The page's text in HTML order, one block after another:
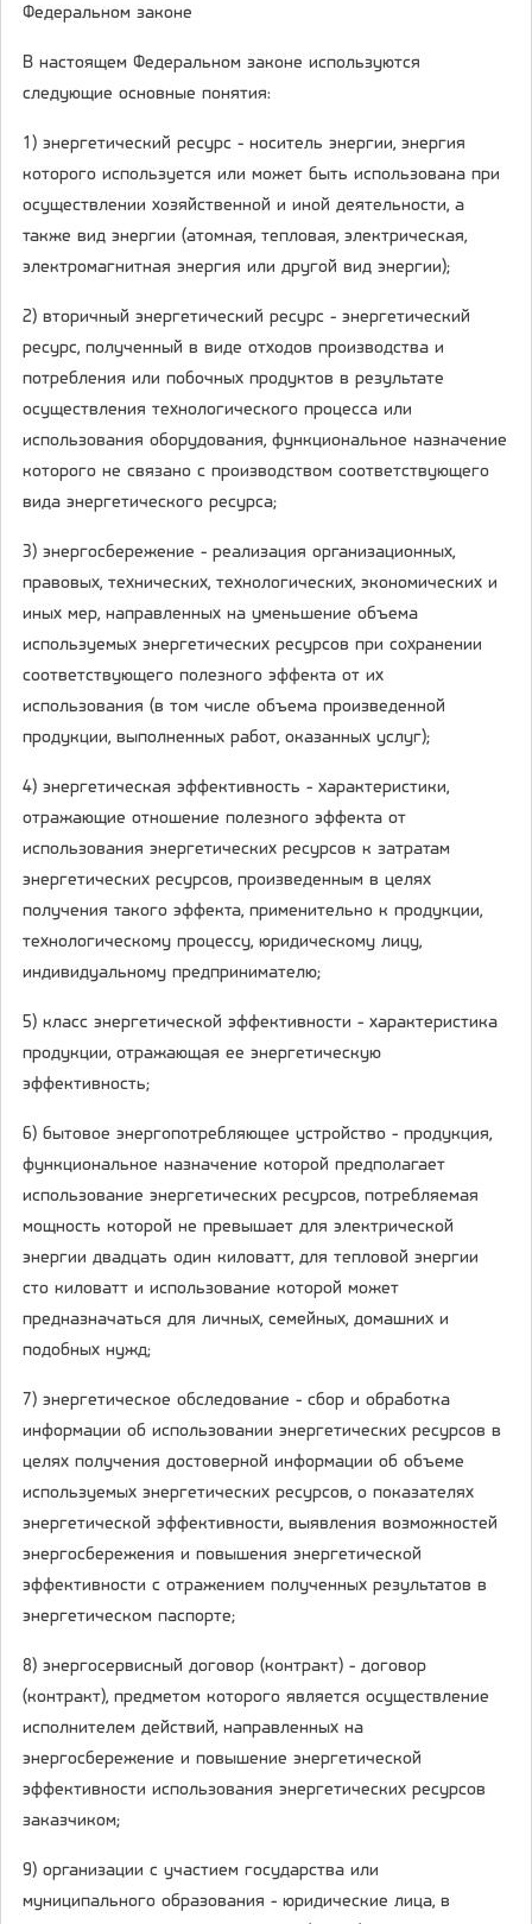
Федеральном законе
В настоящем Федеральном законе используются
следующие основные понятия:
1) энергетический ресурс - носитель энергии, энергия
которого используется или может быть использована при
осуществлении хозяйственной и иной деятельности, а
также вид энергии (атомная, тепловая, электрическая,
электромагнитная энергия или другой вид энергии);
2) вторичный энергетический ресурс - энергетический
ресурс, полученный в виде отходов производства и
потребления или побочных продуктов в результате
осуществления технологического процесса или
использования оборудования, функциональное назначение
которого не связано с производством соответствующего
вида энергетического ресурса;
3) энергосбережение - реализация организационных,
правовых, технических, технологических, экономических и
иных мер, направленных на уменьшение объема
используемых энергетических ресурсов при сохранении
соответствующего полезного эффекта от их
использования (в том числе объема произведенной
продукции, выполненных работ, оказанных услуг);
4) энергетическая эффективность - характеристики,
отражающие отношение полезного эффекта от
использования энергетических ресурсов к затратам
энергетических ресурсов, произведенным в целях
получения такого эффекта, применительно к продукции,
технологическому процессу, юридическому лицу,
индивидуальному предпринимателю;
5) класс энергетической эффективности - характеристика
продукции, отражающая ее энергетическую
эффективность;
6) бытовое энергопотребляющее устройство - продукция,
функциональное назначение которой предполагает
использование энергетических ресурсов, потребляемая
мощность которой не превышает для электрической
энергии двадцать один киловатт, для тепловой энергии
сто киловатт и использование которой может
предназначаться для личных, семейных, домашних и
подобных нужд;
7) энергетическое обследование - сбор и обработка
информации об использовании энергетических ресурсов в
целях получения достоверной информации об объеме
используемых энергетических ресурсов, о показателях
энергетической эффективности, выявления возможностей
энергосбережения и повышения энергетической
эффективности с отражением полученных результатов в
энергетическом паспорте;
8) энергосервисный договор (контракт) - договор
(контракт), предметом которого является осуществление
исполнителем действий, направленных на
энергосбережение и повышение энергетической
эффективности использования энергетических ресурсов
заказчиком;
9) организации с участием государства или
муниципального образования - юридические лица, в